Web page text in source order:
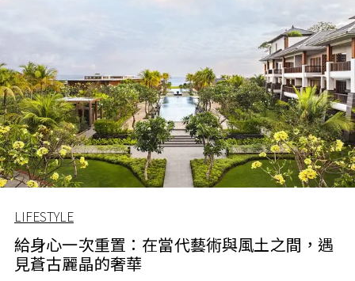
LIFESTYLE
給身心一次重置：在當代藝術與風土之間，遇
見蒼古麗晶的奢華